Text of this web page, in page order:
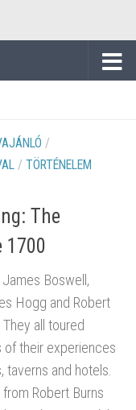
/
/ TÖRTÉNELEM
The
1700
Boswell,
Hogg and Robert
all toured
of their experiences
taverns and hotels.
Robert Burns